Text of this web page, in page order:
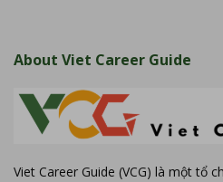
About Viet Career Guide
Viet Career Guide (VCG) là một tổ